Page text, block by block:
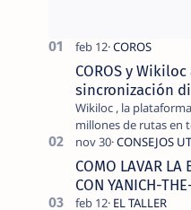
COROS y
sincronización
Wikiloc , la
millones de rutas en
COROS , marca de
reconocida
tecnolo…
COMO LAVAR LA
CON YANICH-